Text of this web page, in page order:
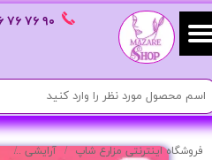
حساب کاربری من
تغییر گذر واژه
سفارشات
٩٠ ٧۶ ٧۶ ٧۶
فروشگاه اینترنتی مزارع شاپ آرایشی